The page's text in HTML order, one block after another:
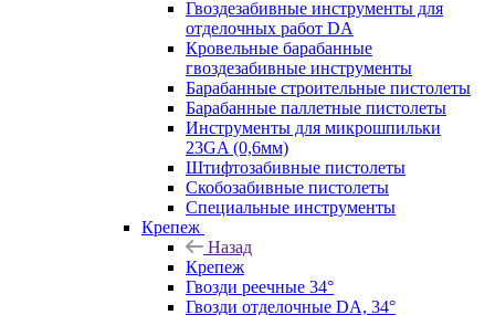
Гвоздезабивные инструменты для
отделочных работ DA
Кровельные барабанные
гвоздезабивные инструменты
Барабанные строительные пистолеты
Барабанные паллетные пистолеты
Инструменты для микрошпильки
23GA (0,6мм)
Штифтозабивные пистолеты
Скобозабивные пистолеты
Специальные инструменты
Крепеж
Назад
Крепеж
Гвозди реечные 34°
Гвозди отделочные DA, 34°